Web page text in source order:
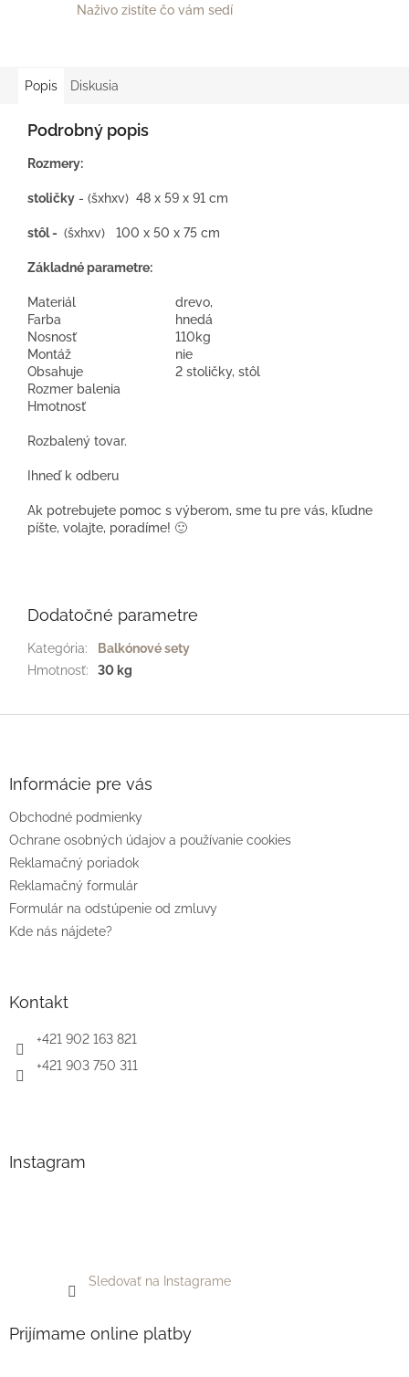
Naživo zistíte čo vám sedí
Popis Diskusia
Podrobný popis
Rozmery:
stoličky - (šxhxv) 48 x 59 x 91 cm
stôl - (šxhxv) 100 x 50 x 75 cm
Základné parametre:
Materiál
drevo,
Farba
hnedá
Nosnosť
110kg
Montáž
nie
Obsahuje
2 stoličky, stôl
Rozmer balenia
Hmotnosť
Rozbalený tovar.
Ihneď k odberu
Ak potrebujete pomoc s výberom, sme tu pre vás, kľudne
píšte, volajte, poradíme! 🙂
Dodatočné parametre
Kategória:
Balkónové sety
Hmotnosť: 30 kg
e
Informácie pre vás
Obchodné podmienky
Ochrane osobných údajov a používanie cookies
Reklamačný poriadok
Reklamačný formulár
Formulár na odstúpenie od zmluvy
Kde nás nájdete?
Kontakt
+421 902 163 821
+421 903 750 311
Instagram
Sledovať na Instagrame
Prijímame online platby